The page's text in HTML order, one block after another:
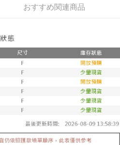
／iPASS MONEY」などのチャネルで
社」（以下「当社」といいます）によ
本サービスを通じて商品やサービスを
分割払い売買の債権を当社に譲渡した
で帳款を支払うことになります。
関係の目的から、店舗はあなたの個人
）を台湾大哥大に提供し、収集、処理
すので、ご注意ください。AFTEE アプ
期日と、AFTEEで延長できる日数をも
すると、商品を受け取るまで支払い期限
受け取れない場合があります（例：予
品）。そのため、商品到着の有無に関
内にお支払いください。
だけます。
上で送料無料
で送料無料
上で送料無料
おすすめ関連商品